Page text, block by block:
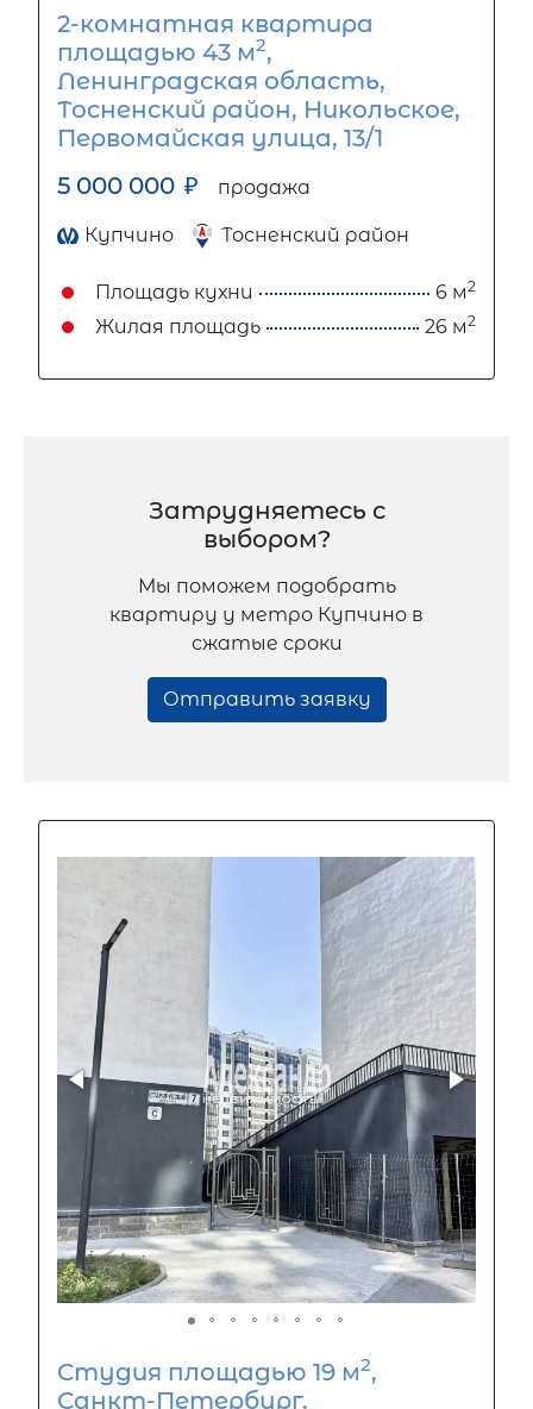
2-комнатная квартира
площадью 43 м2,
Ленинградская область,
Тосненский район, Никольское,
Первомайская улица, 13/1
5 000 000 ₽ продажа
Купчино Тосненский район
Площадь кухни 6 м2
Жилая площадь 26 м2
Затрудняетесь с
выбором?
Мы поможем подобрать
квартиру у метро Купчино в
сжатые сроки
Отправить заявку
Студия площадью 19 м2,
Санкт-Петербург,